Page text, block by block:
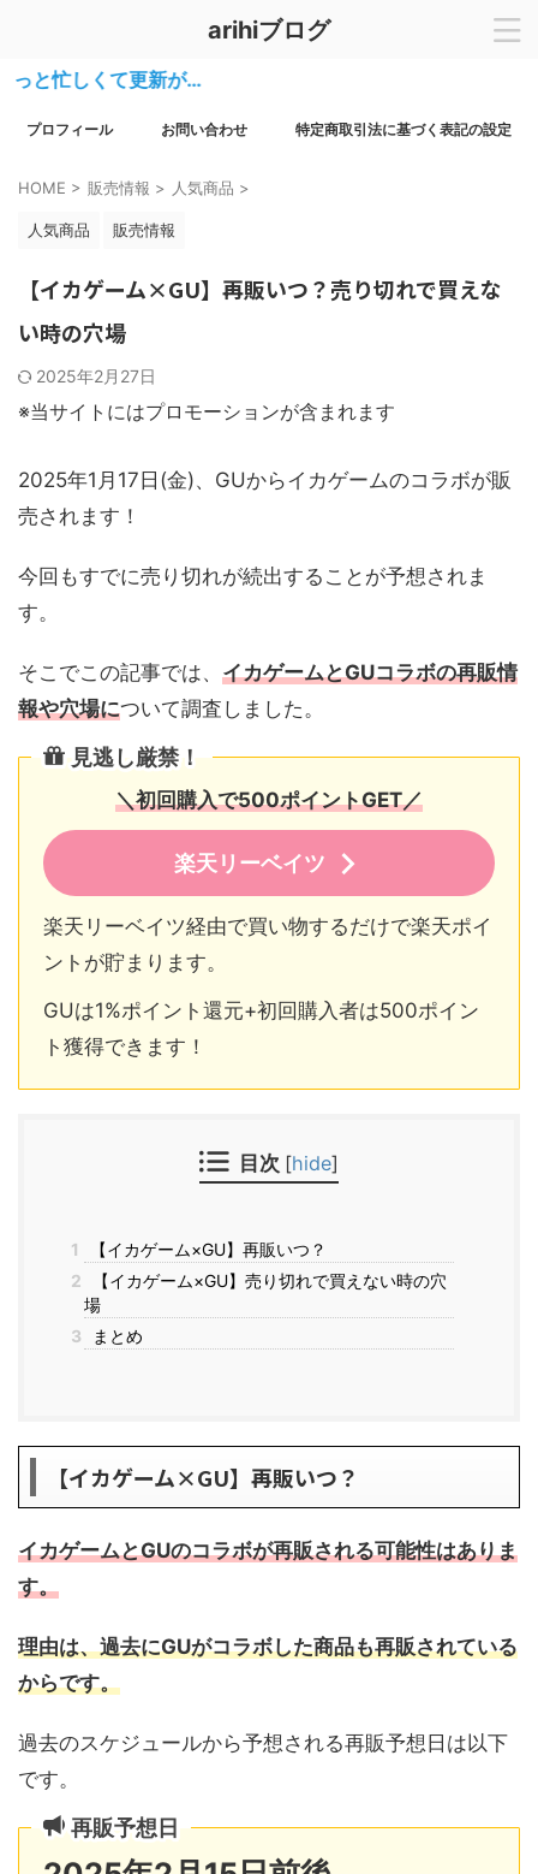
arihiブログ
しくて更新が…
プロフィール お問い合わせ 特定商取引法に基づく表記の設定
HOME > 販売情報 > 人気商品 >
人気商品 販売情報
【イカゲーム×GU】再販いつ？売り切れで買えな
い時の穴場
2025年2月27日
※当サイトにはプロモーションが含まれます
2025年1月17日(金)、GUからイカゲームのコラボが販
売されます！
今回もすでに売り切れが続出することが予想されま
す。
そこでこの記事では、 イカゲームとGUコラボの再販情
報や穴場について調査しました。
見逃し厳禁！
＼初回購入で500ポイントGET／
楽天リーベイツ
楽天リーベイツ経由で買い物するだけで楽天ポイ
ントが貯まります。
GUは1%ポイント還元+初回購入者は500ポイン
ト獲得できます！
目次 [hide]
1
【イカゲーム×GU】再販いつ？
2
【イカゲーム×GU】売り切れで買えない時の穴
場
3
まとめ
【イカゲーム×GU】再販いつ？
イカゲームとGUのコラボが再販される可能性はありま
す。
理由は、過去にGUがコラボした商品も再販されている
からです。
過去のスケジュールから予想される再販予想日は以下
です。
再販予想日